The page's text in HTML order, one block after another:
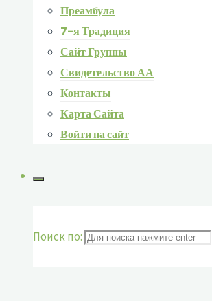
Преамбула
7-я Традиция
Сайт Группы
Свидетельство АА
Контакты
Карта Сайта
Войти на сайт
Поиск по: